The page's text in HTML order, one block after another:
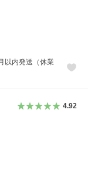
以内発送（休業
4.92